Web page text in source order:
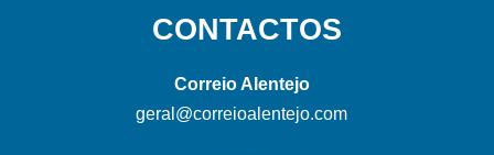
CONTACTOS
Correio Alentejo
geral@correioalentejo.com